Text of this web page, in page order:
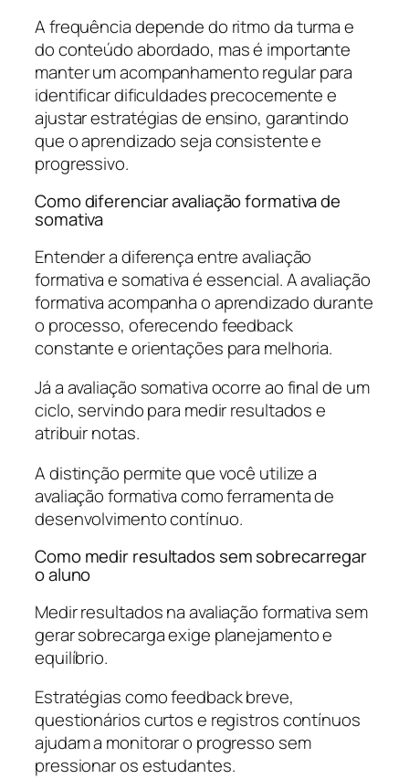
A frequência depende do ritmo da turma e
do conteúdo abordado, mas é importante
manter um acompanhamento regular para
identificar dificuldades precocemente e
ajustar estratégias de ensino, garantindo
que o aprendizado seja consistente e
progressivo.
Como diferenciar avaliação formativa de
somativa
Entender a diferença entre avaliação
formativa e somativa é essencial. A avaliação
formativa acompanha o aprendizado durante
o processo, oferecendo feedback
constante e orientações para melhoria.
Já a avaliação somativa ocorre ao final de um
ciclo, servindo para medir resultados e
atribuir notas.
A distinção permite que você utilize a
avaliação formativa como ferramenta de
desenvolvimento contínuo.
Como medir resultados sem sobrecarregar
o aluno
Medir resultados na avaliação formativa sem
gerar sobrecarga exige planejamento e
equilíbrio.
Estratégias como feedback breve,
questionários curtos e registros contínuos
ajudam a monitorar o progresso sem
pressionar os estudantes.